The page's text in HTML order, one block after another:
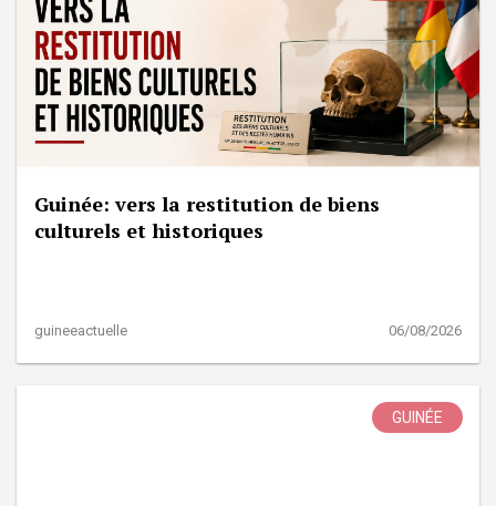
Guinée: vers la restitution de biens
culturels et historiques
guineeactuelle 06/08/2026
GUINÉE